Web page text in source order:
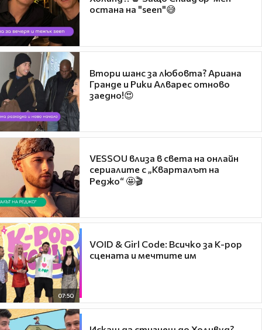
остана на "seen"😅
Втори шанс за любовта? Ариана
Гранде и Рики Алварес отново
заедно!😍
VESSOU влиза в света на онлайн
сериалите с „Кварталът на
Реджо“ 🤩🎬
07:50
VOID & Girl Code: Всичко за K-pop
сцената и мечтите им